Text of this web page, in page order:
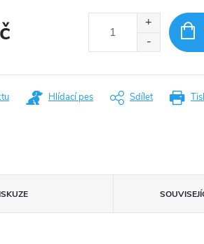
Hlídací pes Sdílet